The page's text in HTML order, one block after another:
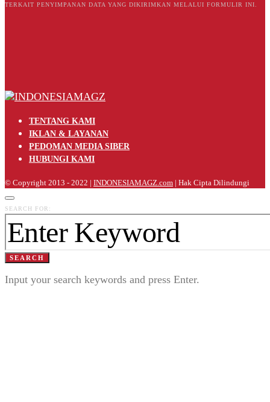
TERKAIT PENYIMPANAN DATA YANG DIKIRIMKAN MELALUI FORMULIR INI.
TENTANG KAMI
IKLAN & LAYANAN
PEDOMAN MEDIA SIBER
HUBUNGI KAMI
© Copyright 2013 - 2022 | INDONESIAMAGZ.com | Hak Cipta Dilindungi
SEARCH FOR:
SEARCH
Input your search keywords and press Enter.